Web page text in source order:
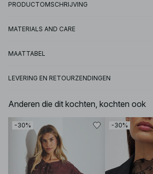
PRODUCTOMSCHRIJVING
MATERIALS AND CARE
MAATTABEL
LEVERING EN RETOURZENDINGEN
Anderen die dit kochten, kochten ook
-30% -30%